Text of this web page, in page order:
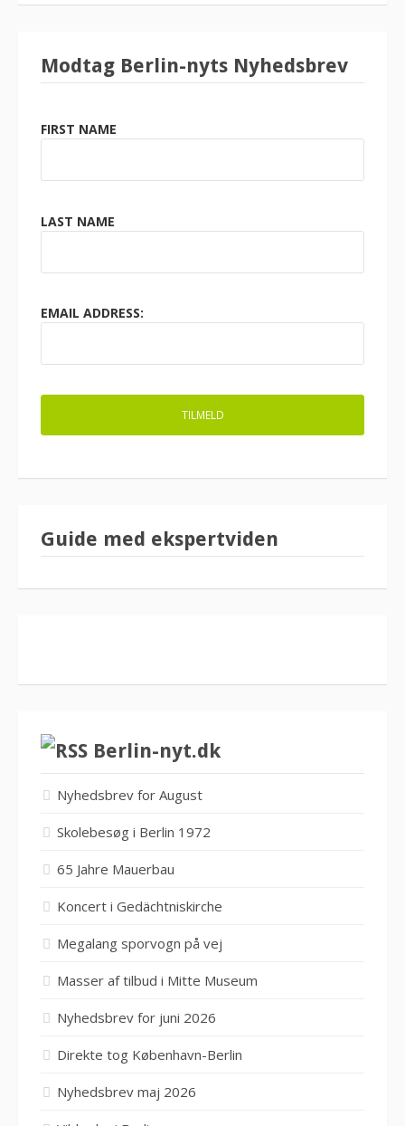
Modtag Berlin-nyts Nyhedsbrev
FIRST NAME
LAST NAME
EMAIL ADDRESS:
Guide med ekspertviden
Berlin-nyt.dk
Nyhedsbrev for August
Skolebesøg i Berlin 1972
65 Jahre Mauerbau
Koncert i Gedächtniskirche
Megalang sporvogn på vej
Masser af tilbud i Mitte Museum
Nyhedsbrev for juni 2026
Direkte tog København-Berlin
Nyhedsbrev maj 2026